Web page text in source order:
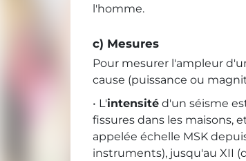
l'homme.
c) Mesures
Pour mesurer l'ampleur
cause (puissance ou
• L'intensité d'un séisme
fissures dans les maisons,
appelée échelle MSK
instruments), jusqu'au XII